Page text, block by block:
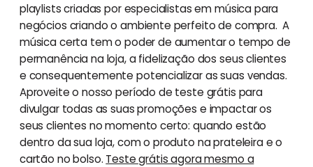
playlists criadas por especialistas em música para
negócios criando o ambiente perfeito de compra. A
música certa tem o poder de aumentar o tempo de
permanência na loja, a fidelização dos seus clientes
e consequentemente potencializar as suas vendas.
Aproveite o nosso período de teste grátis para
divulgar todas as suas promoções e impactar os
seus clientes no momento certo: quando estão
dentro da sua loja, com o produto na prateleira e o
cartão no bolso. Teste grátis agora mesmo a